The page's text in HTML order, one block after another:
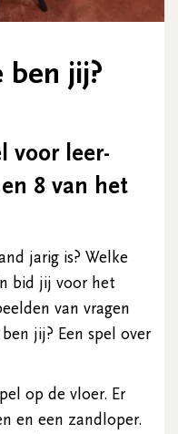
ben jij?
voor leer­
8 van het
jarig is? Welke
bid jij voor het
van vragen
jij? Een spel over
op de vloer. Er
en een zandloper.